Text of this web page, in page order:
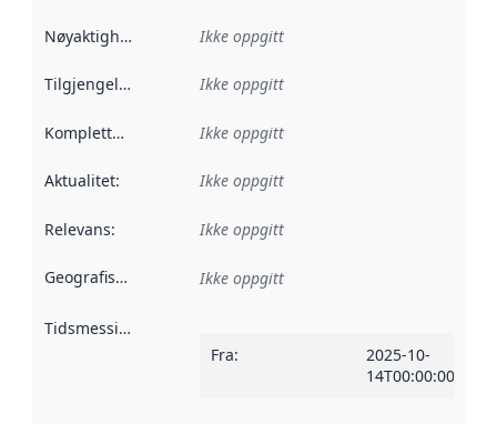
Nøyaktighet Ikke oppgitt
Tilgjengelighet Ikke oppgitt
Kompletthet Ikke oppgitt
Aktualitet: Ikke oppgitt
Relevans: Ikke oppgitt
Geografisk avgrensning :
Ikke oppgitt
Tidsmessig avgrensning
Fra:
2025-10-
14T00:00:00Z